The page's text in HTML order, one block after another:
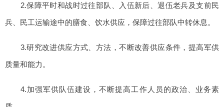
2.保障平时和战时过往部队、入伍新后、退伍老兵及支前民
兵、民工运输途中的膳食、饮水供应，保障过往部队中转休息。
3.研究改进供应方式、方法，不断改善供应条件，提高军供
质量和能力。
4.加强军供队伍建设，不断提高工作人员的政治、业务素